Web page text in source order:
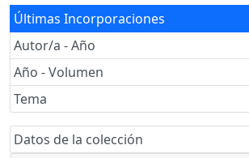
Últimas Incorporaciones
Autor/a - Año
Año - Volumen
Tema
Datos de la colección